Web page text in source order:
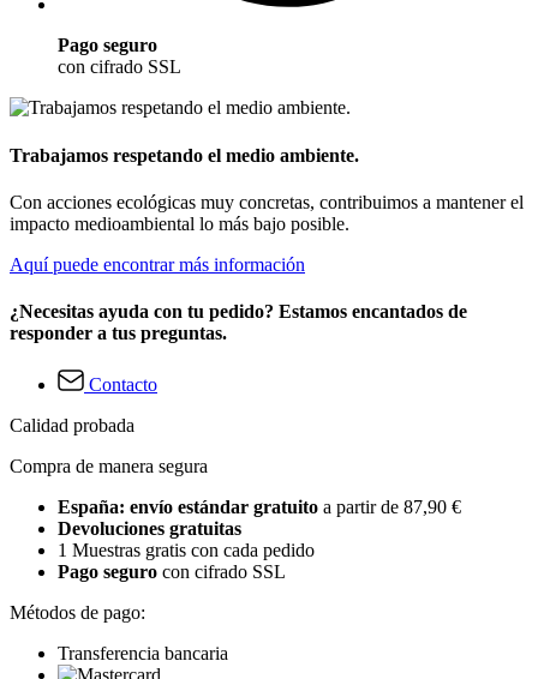
Pago seguro
con cifrado SSL
Trabajamos respetando el medio ambiente.
Con acciones ecológicas muy concretas, contribuimos a mantener el
impacto medioambiental lo más bajo posible.
Aquí puede encontrar más información
¿Necesitas ayuda con tu pedido? Estamos encantados de
responder a tus preguntas.
Contacto
Calidad probada
Compra de manera segura
España: envío estándar gratuito a partir de 87,90 €
Devoluciones gratuitas
1 Muestras gratis con cada pedido
Pago seguro con cifrado SSL
Métodos de pago:
Transferencia bancaria